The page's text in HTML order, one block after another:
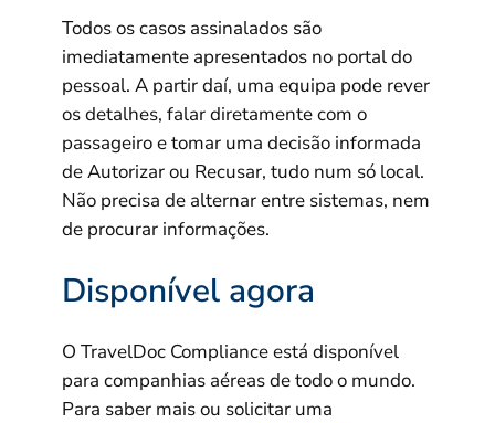
Todos os casos assinalados são
imediatamente apresentados no portal do
pessoal. A partir daí, uma equipa pode rever
os detalhes, falar diretamente com o
passageiro e tomar uma decisão informada
de Autorizar ou Recusar, tudo num só local.
Não precisa de alternar entre sistemas, nem
de procurar informações.
Disponível agora
O TravelDoc Compliance está disponível
para companhias aéreas de todo o mundo.
Para saber mais ou solicitar uma